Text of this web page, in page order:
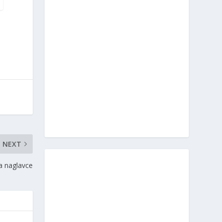
NEXT
naglavce